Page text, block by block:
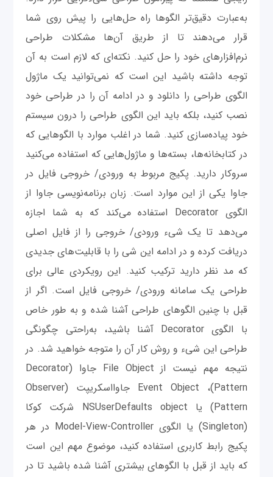
به‌عبارت دقیق‌تر الگوها راه ‌حل‌هایی را پیش روی شما
قرار می‌دهند تا از طریق آن‌ها مشکلات طراحی
نرم‌افزارهای خود را حل کنید. نکته‌ای که لازم است به آن
توجه داشته باشید این است که نمی‌توانید یک ماژول
الگوی طراحی را دانلود و در ادامه آن‌ را در طراحی خود
نصب کنید، بلکه باید این الگوی طراحی را درون سیستم
خود پیاده‌سازی کنید. شما در اغلب موارد با الگوهایی که
در کتابخانه‌ها، بسته‌ها و ماژول‌هایی که استفاده می‌کنید
سروکار دارید. پکیج مربوط به ورودی/ خروجی فایل در
جاوا یکی از این موارد است. زبان برنامه‌نویسی جاوا از
الگوی Decorator استفاده می‌کند که به شما اجازه
می‌دهد تا یک شیء ورودی/ خروجی را از فایل اصلی
دریافت کرده و در ادامه این شی را با قابلیت‌های جدیدی
که مد نظر دارید ترکیب کنید. این رویکردی عالی برای
طراحی یک سامانه ورودی/ خروجی فایل است. اگر از
قبل با چنین الگوهای طراحی آشنا شده و به ‌طور خاص
با الگوی Decorator آشنا باشید، به‌راحتی چگونگی
طراحی این شیء و روش کار آن‌ را متوجه خواهید شد. در
نتیجه مهم نیست از File Object جاوا (Decorator
Pattern)، Event Object جاوااسکریپت (Observer
Pattern) یا NSUserDefaults object شرکت کوکا
(Singleton) یا الگوی Model-View-Controller در هر
پکیج رابط کاربری استفاده کنید، موضوع مهم این است
که باید از قبل با الگوهای بیشتری آشنا شده باشید تا در